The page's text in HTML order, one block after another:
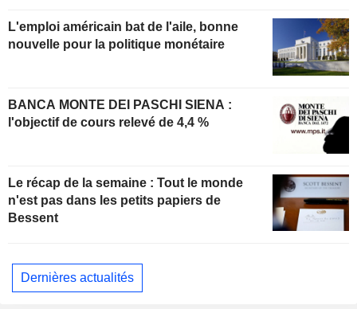
L'emploi américain bat de l'aile, bonne
nouvelle pour la politique monétaire
BANCA MONTE DEI PASCHI SIENA :
l'objectif de cours relevé de 4,4 %
Le récap de la semaine : Tout le monde
n'est pas dans les petits papiers de
Bessent
Dernières actualités